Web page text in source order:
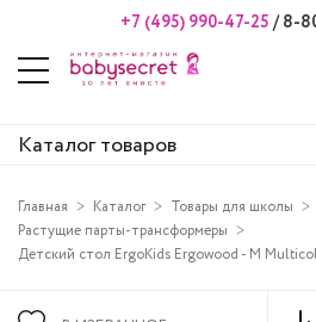
+7 (495) 990-47-25 /8-
Каталог товаров
Главная Каталог
Товары для школы
Растущие парты-трансформеры